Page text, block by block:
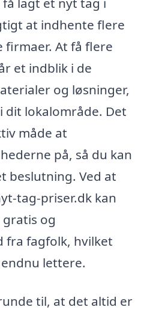
at indhente flere
At få flere
et indblik i de
og løsninger,
lokalområde. Det
måde at
på, så du kan
Ved at
tag-priser.dk kan
og
fagfolk, hvilket
lettere.
til, at det altid er